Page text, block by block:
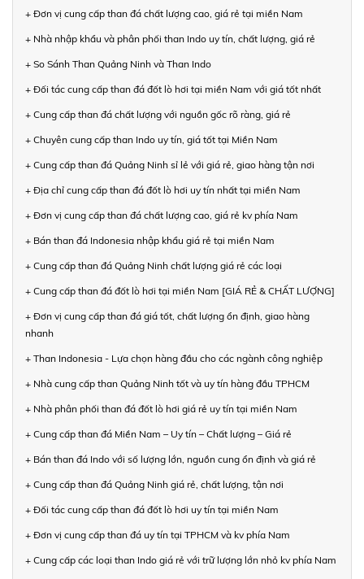
+ Đơn vị cung cấp than đá chất lượng cao, giá rẻ tại miền Nam
+ Nhà nhập khẩu và phân phối than Indo uy tín, chất lượng, giá rẻ
+ So Sánh Than Quảng Ninh và Than Indo
+ Đối tác cung cấp than đá đốt lò hơi tại miền Nam với giá tốt nhất
+ Cung cấp than đá chất lượng với nguồn gốc rõ ràng, giá rẻ
+ Chuyên cung cấp than Indo uy tín, giá tốt tại Miền Nam
+ Cung cấp than đá Quảng Ninh sỉ lẻ với giá rẻ, giao hàng tận nơi
+ Địa chỉ cung cấp than đá đốt lò hơi uy tín nhất tại miền Nam
+ Đơn vị cung cấp than đá chất lượng cao, giá rẻ kv phía Nam
+ Bán than đá Indonesia nhập khẩu giá rẻ tại miền Nam
+ Cung cấp than đá Quảng Ninh chất lượng giá rẻ các loại
+ Cung cấp than đá đốt lò hơi tại miền Nam [GIÁ RẺ & CHẤT LƯỢNG]
+ Đơn vị cung cấp than đá giá tốt, chất lượng ổn định, giao hàng
nhanh
+ Than Indonesia - Lựa chọn hàng đầu cho các ngành công nghiệp
+ Nhà cung cấp than Quảng Ninh tốt và uy tín hàng đầu TPHCM
+ Nhà phân phối than đá đốt lò hơi giá rẻ uy tín tại miền Nam
+ Cung cấp than đá Miền Nam – Uy tín – Chất lượng – Giá rẻ
+ Bán than đá Indo với số lượng lớn, nguồn cung ổn định và giá rẻ
+ Cung cấp than đá Quảng Ninh giá rẻ, chất lượng, tận nơi
+ Đối tác cung cấp than đá đốt lò hơi uy tín tại miền Nam
+ Đơn vị cung cấp than đá uy tín tại TPHCM và kv phía Nam
+ Cung cấp các loại than Indo giá rẻ với trữ lượng lớn nhỏ kv phía Nam